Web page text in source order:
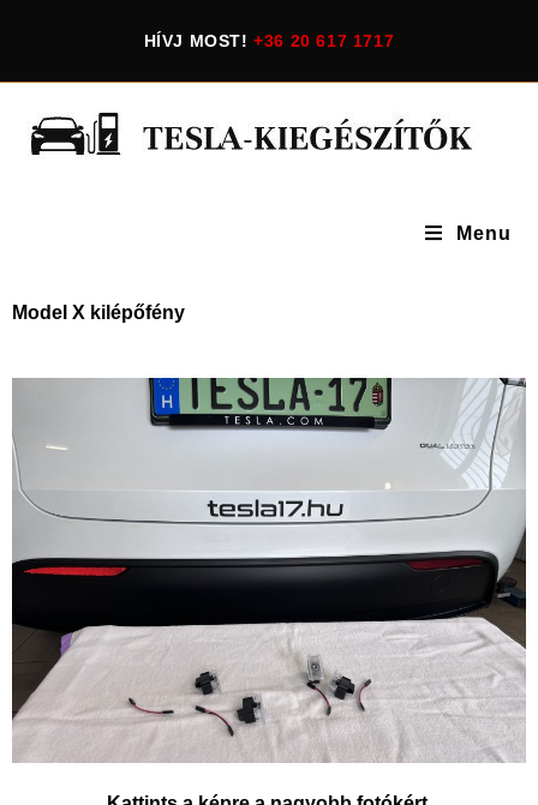
HÍVJ MOST!+36 20 617 1717
Menu
Model X kilépőfény